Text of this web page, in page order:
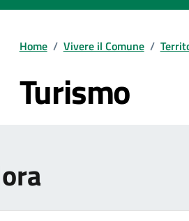
Home / Vivere il Comune /
Turismo